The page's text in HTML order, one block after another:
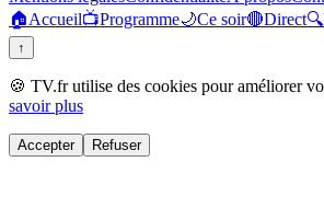
🏠Accueil📺Programme🌙Ce soir🔴Direct🔍
↑
🍪 TV.fr utilise des cookies pour améliorer
savoir plus
Accepter Refuser